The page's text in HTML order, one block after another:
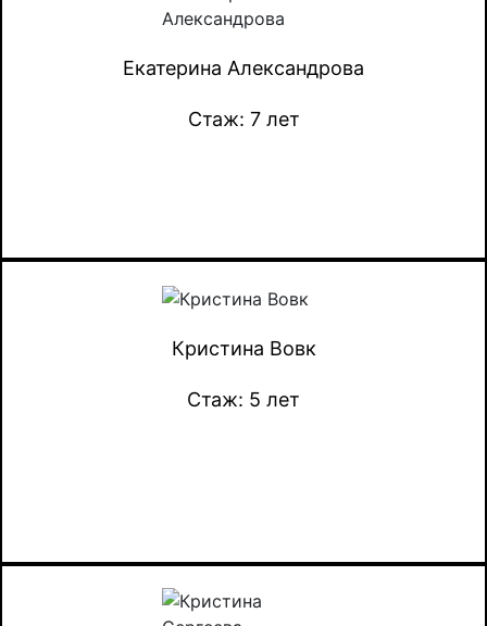
Екатерина Александрова
Стаж: 7 лет
Кристина Вовк
Стаж: 5 лет